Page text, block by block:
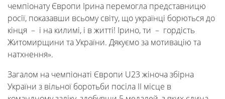
Абітурієнтам
Наука
Міжнародна
чемпіонату Європи Ірина перемогла представницю
росії, показавши всьому світу, що українці борються до
кінця – і на килимі, і в житті! Ірино, ти – гордість
Житомирщини та України. Дякуємо за мотивацію та
натхнення».
Загалом на чемпіонаті Європи U23 жіноча збірна
України з вільної боротьби посіла ІІ місце в